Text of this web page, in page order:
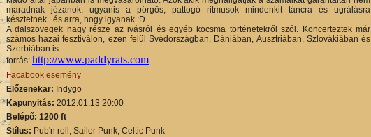
maradnak józanok, ugyanis a pörgős, pattogó ritmusok mindenkit táncra és ugrálásra
késztetnek.. és arra, hogy igyanak :D.
A dalszövegek nagy része az ivásról és egyéb kocsma történetekről szól. Koncerteztek már
számos hazai fesztiválon, ezen felül Svédországban, Dániában, Ausztriában, Szlovákiában és
Szerbiában is.
forrás: http://www.paddyrats.com
Facabook esemény
Előzenekar: Indygo
Kapunyitás: 2012.01.13 20:00
Belépő: 1200 ft
Stílus: Pub'n roll, Sailor Punk, Celtic Punk